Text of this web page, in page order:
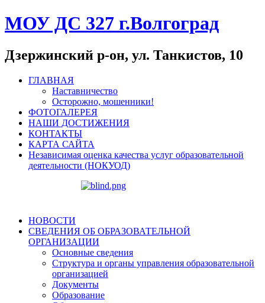
МОУ ДС 327 г.Волгоград
Дзержинский р-он, ул. Танкистов, 10
ГЛАВНАЯ
Наставничество
Осторожно, мошенники!
ФОТОГАЛЕРЕЯ
НАШИ ДОСТИЖЕНИЯ
КОНТАКТЫ
КАРТА САЙТА
Независимая оценка качества услуг образовательной
деятельности (НОКУОД)
НОВОСТИ
СВЕДЕНИЯ ОБ ОБРАЗОВАТЕЛЬНОЙ
ОРГАНИЗАЦИИ
Основные сведения
Структура и органы управления образовательной
организацией
Документы
Образование